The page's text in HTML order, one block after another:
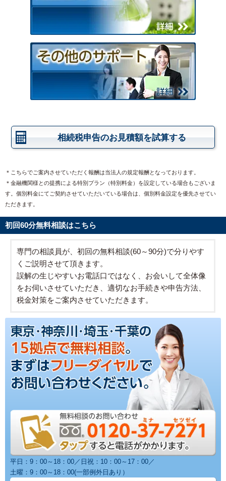
相続税申告のお見積額を試算する
＊こちらでご案内させていただく報酬は当法人の規定報酬となっております。
＊金融機関様との提携による特別プラン（特別料金）を設定している場合もございま
す。個別料金にてご契約させていただいている場合は、個別料金設定を優先させてい
ただきます。
初回60分無料相談はこちら
専門の相談員が、初回の無料相談(60～90分)で分りやす
くご説明させて頂きます。
誤解の生じやすいお電話口ではなく、お会いして全体像
をお伺いさせていただき、適切なお手続きや申告方法、
税金対策をご案内させていただきます。
平日：9：00～18：00／日祝：10：00～17：00／
土曜：9：00～18：00(一部例外日あり）